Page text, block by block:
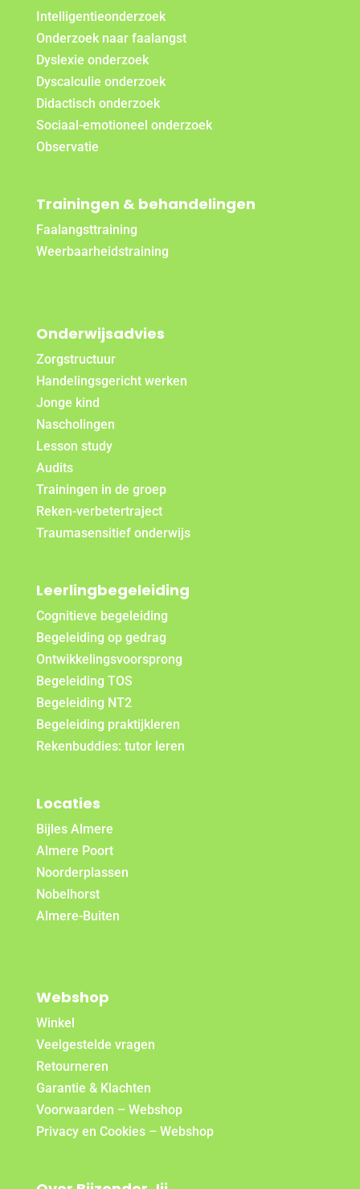
Intelligentieonderzoek
Onderzoek naar faalangst
Dyslexie onderzoek
Dyscalculie onderzoek
Didactisch onderzoek
Sociaal-emotioneel onderzoek
Observatie
Trainingen & behandelingen
Faalangsttraining
Weerbaarheidstraining
Onderwijsadvies
Zorgstructuur
Handelingsgericht werken
Jonge kind
Nascholingen
Lesson study
Audits
Trainingen in de groep
Reken-verbetertraject
Traumasensitief onderwijs
Leerlingbegeleiding
Cognitieve begeleiding
Begeleiding op gedrag
Ontwikkelingsvoorsprong
Begeleiding TOS
Begeleiding NT2
Begeleiding praktijkleren
Rekenbuddies: tutor leren
Locaties
Bijles Almere
Almere Poort
Noorderplassen
Nobelhorst
Almere-Buiten
Webshop
Winkel
Veelgestelde vragen
Retourneren
Garantie & Klachten
Voorwaarden – Webshop
Privacy en Cookies – Webshop